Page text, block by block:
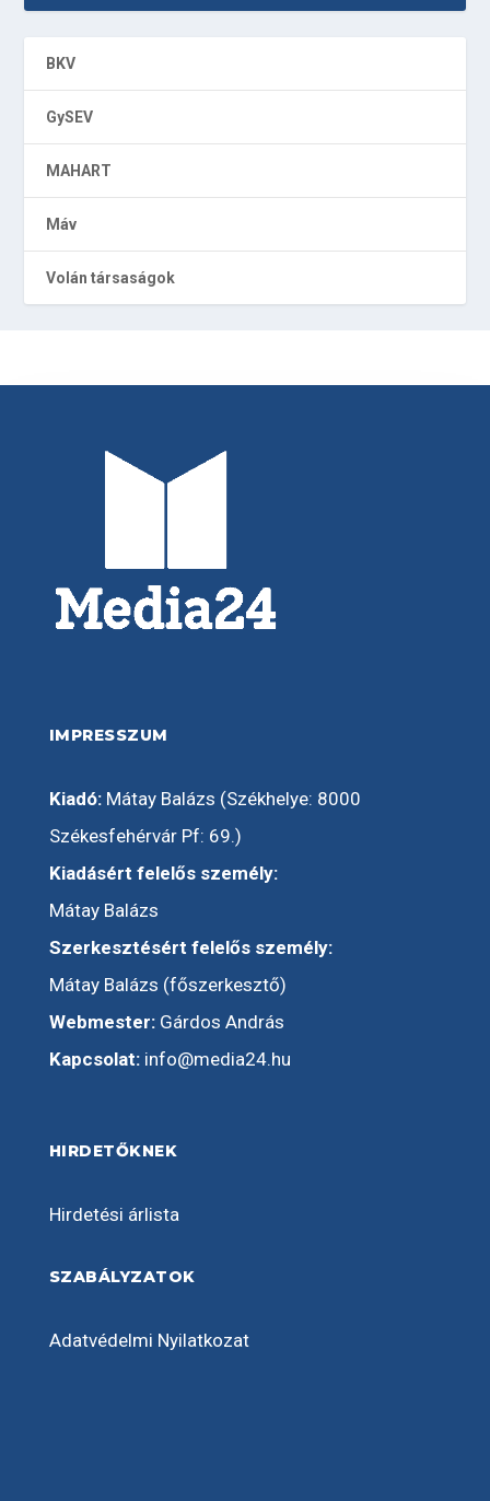
BKV
GySEV
MAHART
Máv
Volán társaságok
IMPRESSZUM
Kiadó:Mátay Balázs (Székhelye: 8000
Székesfehérvár Pf: 69.)
Kiadásért felelős személy:
Mátay Balázs
Szerkesztésért felelős személy:
Mátay Balázs (főszerkesztő)
Webmester:Gárdos András
Kapcsolat: info@media24.hu
HIRDETŐKNEK
Hirdetési árlista
SZABÁLYZATOK
Adatvédelmi Nyilatkozat